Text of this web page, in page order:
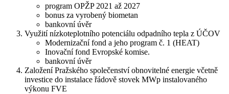
program OPŽP 2021 až 2027
bonus za vyrobený biometan
bankovní úvěr
Využití nízkoteplotního potenciálu odpadního tepla z ÚČOV
Modernizační fond a jeho program č. 1 (HEAT)
Inovační fond Evropské komise.
bankovní úvěr
Založení Pražského společenství obnovitelné energie včetně
investice do instalace řádově stovek MWp instalovaného
výkonu FVE